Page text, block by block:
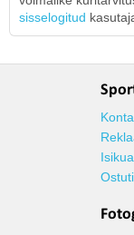
sisselogitud